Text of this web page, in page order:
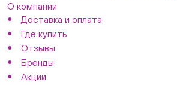
О компании
Доставка и оплата
Где купить
Отзывы
Бренды
Акции